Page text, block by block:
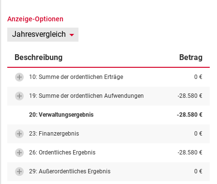
Anzeige-Optionen
Jahresvergleich
Beschreibung Betrag
10: Summe der ordentlichen Erträge 0 €
19: Summe der ordentlichen Aufwendungen -28.580 €
20: Verwaltungsergebnis -28.580 €
23: Finanzergebnis 0 €
26: Ordentliches Ergebnis -28.580 €
29: Außerordentliches Ergebnis 0 €